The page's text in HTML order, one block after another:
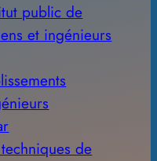
public de
et ingénieurs
de